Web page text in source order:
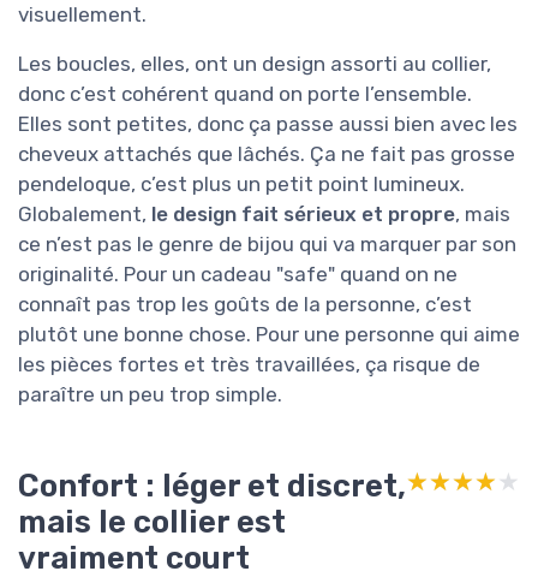
visuellement.
Les boucles, elles, ont un design assorti au collier,
donc c’est cohérent quand on porte l’ensemble.
Elles sont petites, donc ça passe aussi bien avec les
cheveux attachés que lâchés. Ça ne fait pas grosse
pendeloque, c’est plus un petit point lumineux.
Globalement, le design fait sérieux et propre, mais
ce n’est pas le genre de bijou qui va marquer par son
originalité. Pour un cadeau "safe" quand on ne
connaît pas trop les goûts de la personne, c’est
plutôt une bonne chose. Pour une personne qui aime
les pièces fortes et très travaillées, ça risque de
paraître un peu trop simple.
Confort : léger et discret,
mais le collier est
vraiment court
★★★★★
★★★★★